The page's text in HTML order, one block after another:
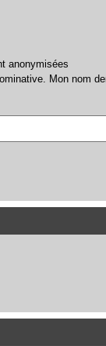
anonymisées
Mon nom